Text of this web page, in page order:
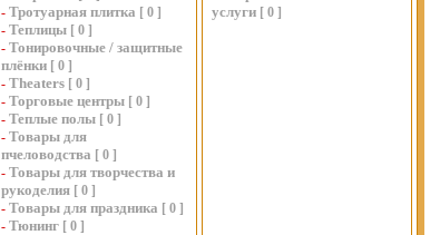
- Тротуарная плитка [ 0 ]
- Теплицы [ 0 ]
- Тонировочные / защитные
плёнки [ 0 ]
- Theaters [ 0 ]
- Торговые центры [ 0 ]
- Теплые полы [ 0 ]
- Товары для
пчеловодства [ 0 ]
- Товары для творчества и
рукоделия [ 0 ]
- Товары для праздника [ 0 ]
- Тюнинг [ 0 ]
услуги [ 0 ]